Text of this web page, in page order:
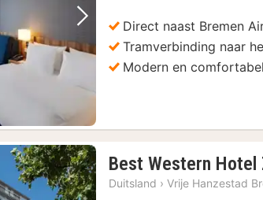
Volgende foto
Direct naast Bremen
Tramverbinding naar
Modern en comfortabel
Best Western Hotel
Duitsland › Vrije Hanzestad